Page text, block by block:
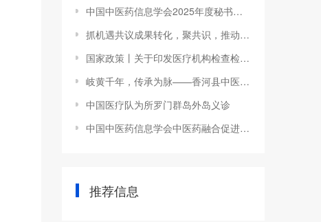
中国中医药信息学会2025年度秘书长工作会议在津成功举行
抓机遇共议成果转化，聚共识，推动发展创新2025中医药临床成果转化研讨会隆重召开
国家政策丨关于印发医疗机构检查检验结果互认管理办法的通知与解读
岐黄千年，传承为脉——香河县中医医院举行国医大师张大宁中医学术传承工作室揭牌暨收徒仪式
中国医疗队为所罗门群岛外岛义诊
中国中医药信息学会中医药融合促进分会简介
推荐信息